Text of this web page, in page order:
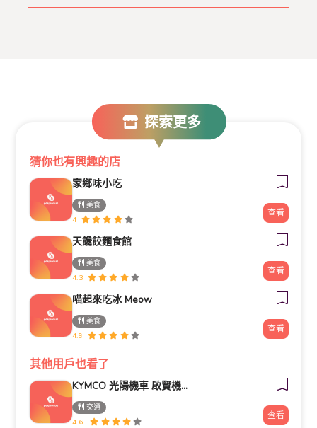
探索更多
猜你也有興趣的店
家鄉味小吃
美食
4
查看
天饞餃麵食館
美食
4.3
查看
喵起來吃冰 Meow
美食
4.9
查看
其他用戶也看了
KYMCO 光陽機車 啟賢機車行
交通
4.6
查看